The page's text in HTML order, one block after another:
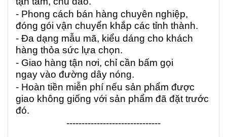
- Phong cách bán hàng chuyên nghiệp,
đóng gói vận chuyển khắp các tỉnh thành.
- Đa dạng mẫu mã, kiểu dáng cho khách
hàng thỏa sức lựa chọn.
- Giao hàng tận nơi, chỉ cần bấm gọi
ngay vào đường dây nóng.
- Hoàn tiền miễn phí nếu sản phẩm được
giao không giống với sản phẩm đã đặt trước
đó.
-------------------------------